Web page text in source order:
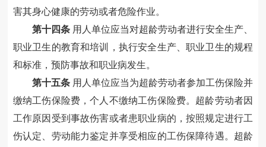
害其身心健康的劳动或者危险作业。
第十四条用人单位应当对超龄劳动者进行安全生产、
职业卫生的教育和培训，执行安全生产、职业卫生的规程
和标准，预防事故和职业病发生。
第十五条用人单位应当为超龄劳动者参加工伤保险并
缴纳工伤保险费，个人不缴纳工伤保险费。超龄劳动者因
工作原因受到事故伤害或者患职业病的，按照规定进行工
伤认定、劳动能力鉴定并享受相应的工伤保障待遇。超龄